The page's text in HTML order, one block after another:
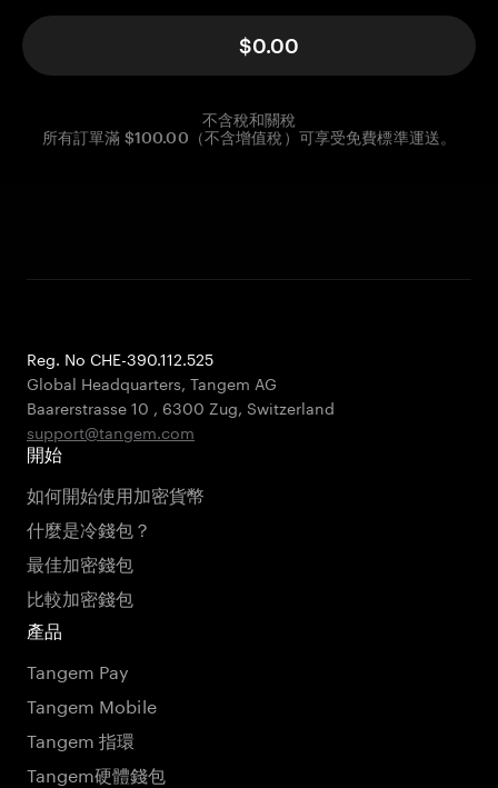
$0.00
不含稅和關稅
所有訂單滿 $100.00（不含增值稅）可享受免費標準運送。
Reg. No CHE-390.112.525
Global Headquarters, Tangem AG
Baarerstrasse 10 , 6300 Zug, Switzerland
support@tangem.com
開始
如何開始使用加密貨幣
什麼是冷錢包？
最佳加密錢包
比較加密錢包
產品
Tangem Pay
Tangem Mobile
Tangem 指環
Tangem硬體錢包